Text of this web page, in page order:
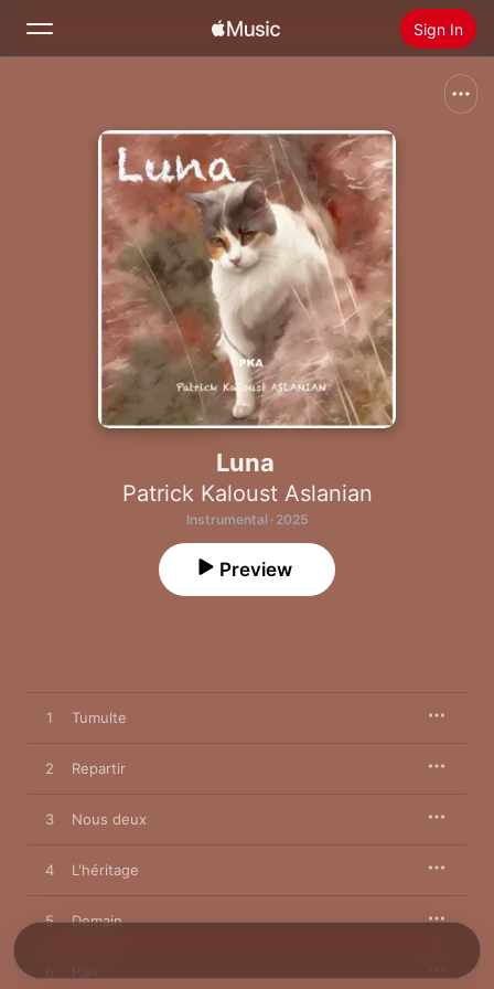
Sign In
Install Apple Music
Luna
Patrick Kaloust Aslanian
Instrumental · 2025
Preview
1 Tumulte
2 Repartir
3 Nous deux
4 L'héritage
5 Demain